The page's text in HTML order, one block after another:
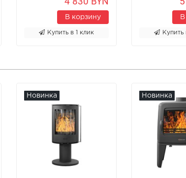
В корзину
Купить в 1 клик
В
Купить
Новинка Новинка